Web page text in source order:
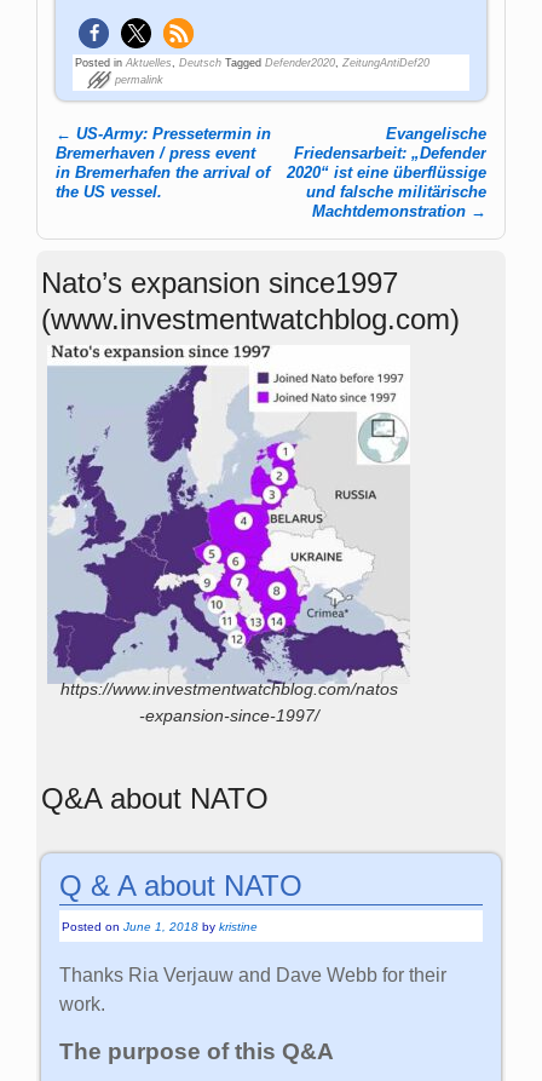
Posted in Aktuelles ,Deutsch Tagged Defender2020 ,ZeitungAntiDef20
permalink
Post navigation
← US-Army: Pressetermin in
Bremerhaven / press event
in Bremerhafen the arrival of
the US vessel.
Evangelische
Friedensarbeit: „Defender
2020“ ist eine überflüssige
und falsche militärische
Machtdemonstration →
Nato’s expansion since1997
(www.investmentwatchblog.com)
https://www.investmentwatchblog.com/natos
-expansion-since-1997/
Q&A about NATO
Q & A about NATO
Posted onJune 1, 2018 bykristine
Thanks Ria Verjauw and Dave Webb for their
work.
The purpose of this Q&A